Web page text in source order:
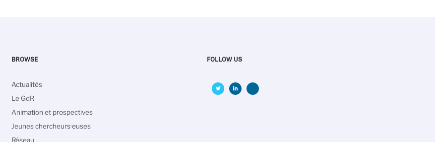
BROWSE
Navigation
principale
Actualités
Le GdR
Animation et prospectives
Jeunes chercheurs·euses
Réseau
FOLLOW US